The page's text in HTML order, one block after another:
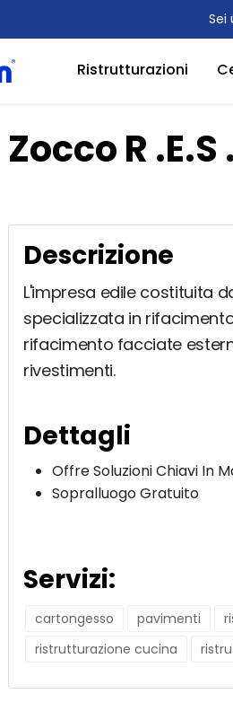
Sei
Ristrutturazioni
Zocco R
Descrizione
L'impresa edile costituita
specializzata in
rifacimento facciate
rivestimenti.
Dettagli
Offre Soluzioni Chiavi In
Sopralluogo Gratuito
Servizi:
cartongesso pavimenti
ristrutturazione cucina